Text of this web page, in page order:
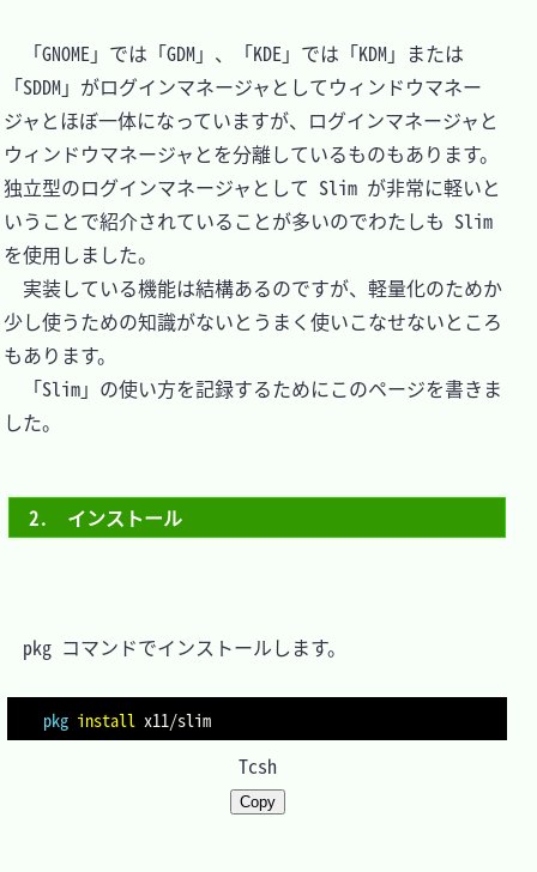
「GNOME」では「GDM」、「KDE」では「KDM」または
「SDDM」がログインマネージャとしてウィンドウマネー
ジャとほぼ一体になっていますが、ログインマネージャと
ウィンドウマネージャとを分離しているものもあります。
独立型のログインマネージャとして Slim が非常に軽いと
いうことで紹介されていることが多いのでわたしも Slim
を使用しました。
実装している機能は結構あるのですが、軽量化のためか
少し使うための知識がないとうまく使いこなせないところ
もあります。
「Slim」の使い方を記録するためにこのページを書きま
した。
2.　インストール
pkg コマンドでインストールします。
pkg install
Tcsh
Copy